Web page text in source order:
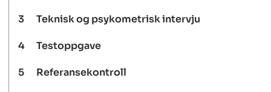
3 Teknisk og psykometrisk intervju
4 Testoppgave
5 Referansekontroll